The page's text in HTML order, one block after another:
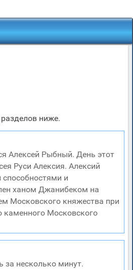
ниже.
Алексей Рыбный. День этот
Руси Алексия. Алексий
и
ханом Джанибеком на
Московского княжества при
каменного Московского
за несколько минут.